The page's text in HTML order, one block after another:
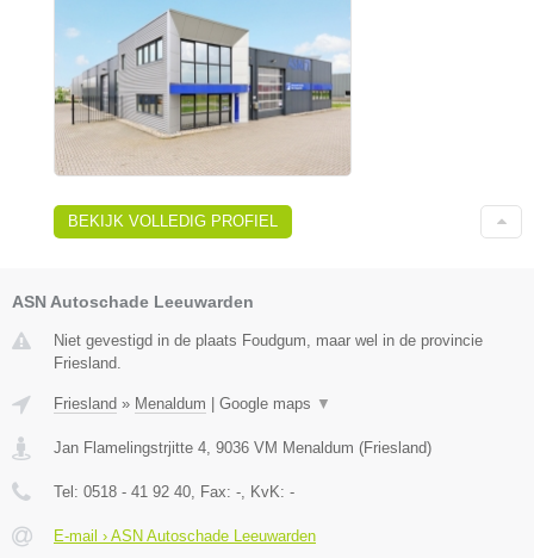
BEKIJK VOLLEDIG PROFIEL
ASN Autoschade Leeuwarden
Niet gevestigd in de plaats Foudgum, maar wel in de provincie
Friesland.
Friesland » Menaldum | Google maps ▼
Jan Flamelingstrjitte 4 9036 VM Menaldum (Friesland)
Tel: 0518 - 41 92 40 , Fax: - , KvK: -
E-mail › ASN Autoschade Leeuwarden